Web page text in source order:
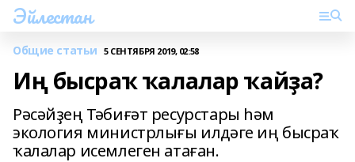
Эйлестан
Общие статьи 5 СЕНТЯБРЯ 2019, 02:58
Иң бысраҡ ҡалалар ҡайҙа?
Рәсәйҙең Тәбиғәт ресурстары һәм
экология министрлығы илдәге иң бысраҡ
ҡалалар исемлеген атаған.